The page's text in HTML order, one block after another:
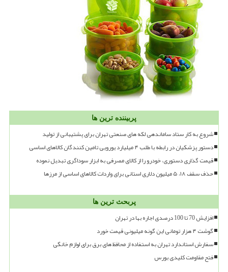
پربیننده ترین ها
شروع به کار ستاد ساماندهی لکه های صنعتی تهران برای پشتیبانی از تولید
دستور پزشکیان در رابطه با طلب ۴ میلیارد یورویی تامین کنندگان کالاهای اساسی
قیمت گذاری دستوری، خودرو را از کالای مصرفی به ابزار سوداگری تبدیل نموده
حذف سقف ۱۸، ۵ میلیون دلاری استانی برای واردات کالاهای اساسی از مرزها
پربحث ترین ها
افزایش 70 تا 100 درصدی اجاره بها در تهران
گوشت ۴ هزار تومانی این گونه میلیونی قیمت خورد
سفارش استاندارد تهران به استفاده از محافظ های برق برای لوازم خانگی
فتح مقاومت کلیدی بورس